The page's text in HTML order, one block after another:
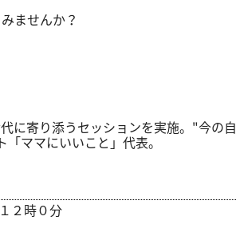
ませんか？
に寄り添うセッションを実施。"今の自
ママにいいこと」代表。
１２時０分